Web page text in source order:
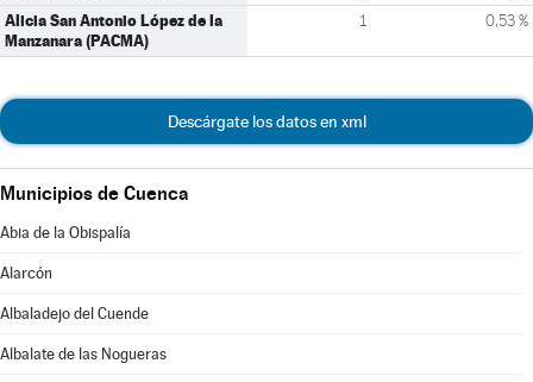
Alicia San Antonio López de la
Manzanara (PACMA)
1 0,53 %
Descárgate los datos en xml
Municipios de Cuenca
Abia de la Obispalía
Alarcón
Albaladejo del Cuende
Albalate de las Nogueras